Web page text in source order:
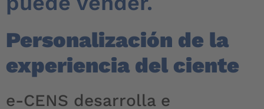
Personalización de la
experiencia del ciente
e-CENS desarrolla e